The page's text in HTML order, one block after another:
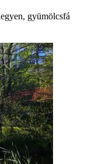
gyümölcsfá